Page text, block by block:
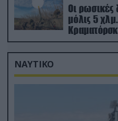
Οι ρωσικές
μόλις 5
ΝΑΥΤΙΚΟ